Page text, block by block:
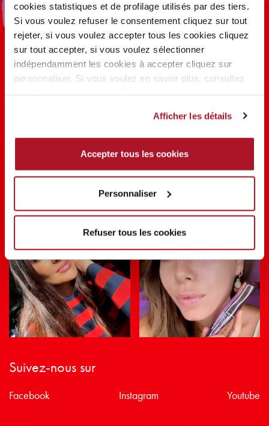
cookies statistiques et de profilage utilisés par des tiers.
Si vous voulez refuser le consentement cliquez sur tout
rejeter, si vous voulez accepter tous les cookies cliquez
sur tout accepter, si vous voulez sélectionner
indépendamment les cookies à accepter cliquez sur
personnaliser. Si vous voulez en savoir plus, consultez
Afficher les détails
Accepter tous les cookies
Personnaliser
Refuser tous les cookies
100 ANS D’INNOVATION, DE
RECHERCHE, DE COULEUR
EN SAVOIR PLUS
PARTAGER LA BEAUTÉ #EVERYDAYDIVA
Suivez-nous sur
Facebook Instagram Youtube